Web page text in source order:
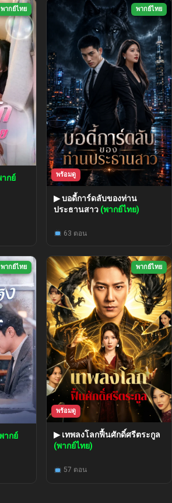
พากย์ไทย
ากย์
พากย์ไทย
พร้อมดู
▶ บอดี้การ์ดลับของท่าน
ประธานสาว (พากย์ไทย)
63 ตอน
พากย์ไทย
ากย์
พากย์ไทย
พร้อมดู
▶ เทพลงโลกฟื้นศักดิ์ศรีตระกูล
(พากย์ไทย)
57 ตอน